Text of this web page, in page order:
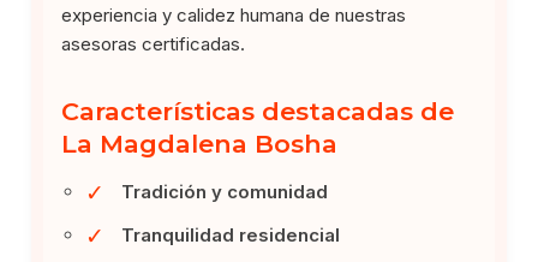
experiencia y calidez humana de nuestras
asesoras certificadas.
Características destacadas de
La Magdalena Bosha
✓ Tradición y comunidad
✓ Tranquilidad residencial